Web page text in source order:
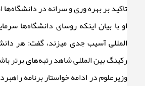
تاکید بر بهره وری و سرانه در
او با بیان اینکه روسای دانشگاه‌ها
المللی آسیب جدی میزند، گفت: هر
رکینگ بین المللی شاهد رتبه‌های برتر
وزیرعلوم در ادامه خواستار برنامه